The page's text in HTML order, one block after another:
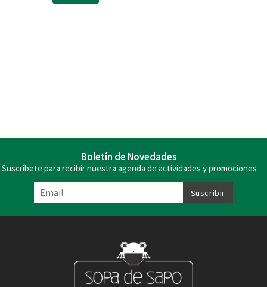
Boletín de Novedades
Suscríbete para recibir nuestra agenda de actividades y promociones